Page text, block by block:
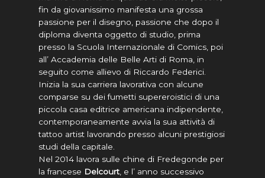
fin da giovanissimo manifesta una grossa
passione per il disegno, passione che dopo il
diploma diventa oggetto di studio, prima
presso la Scuola Internazionale di Comics, poi
all’ Accademia delle Belle Arti di Roma, in
seguito come allievo di Riccardo Federici.
Inizia la sua carriera lavorativa con alcune
comparse su dei fumetti supereroistici di una
piccola casa editrice americana indipendente,
contemporaneamente avvia la sua attività di
tattoo artist lavorando presso alcuni prestigiosi
studi della capitale.
Nel 2014 lavora sulle chine di Fredegonde per
la francese Delcourt , e l’ anno successivo